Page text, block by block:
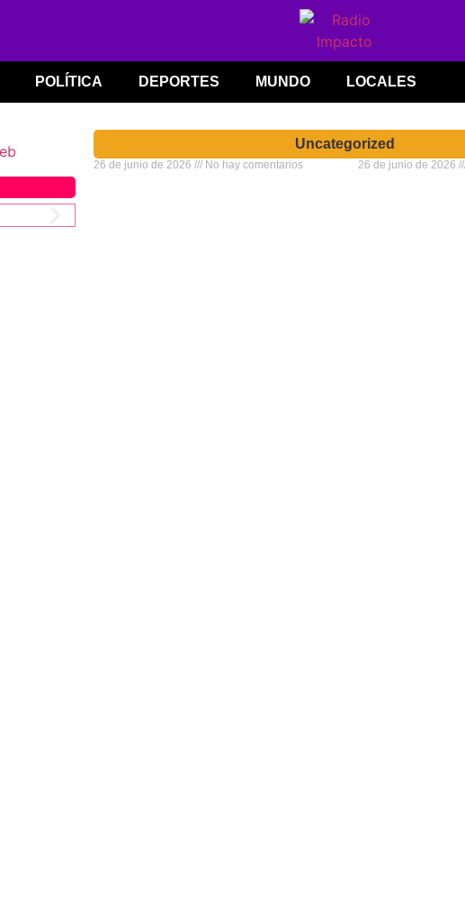
POLÍTICA DEPORTES MUNDO LOCALES
Uncategorized
26 de junio de 2026 No hay comentarios 26 de junio de 2026